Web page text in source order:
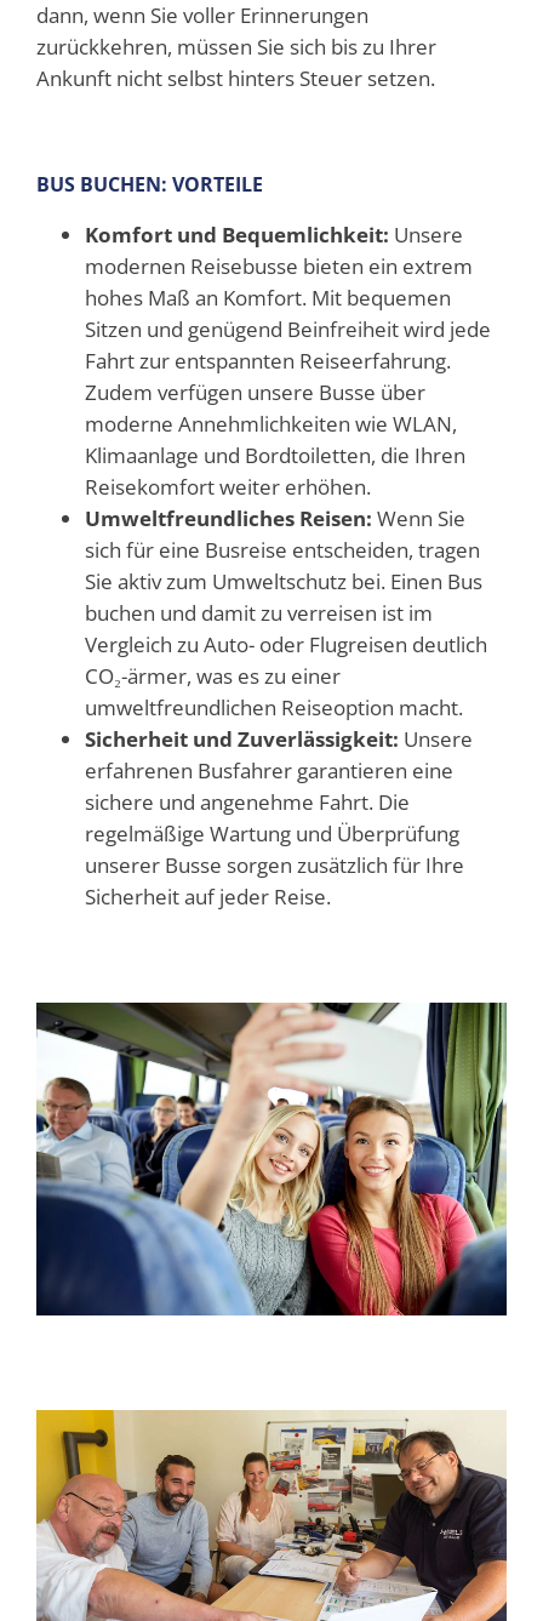
dann, wenn Sie voller Erinnerungen
zurückkehren, müssen Sie sich bis zu Ihrer
Ankunft nicht selbst hinters Steuer setzen.
BUS BUCHEN: VORTEILE
Komfort und Bequemlichkeit: Unsere
modernen Reisebusse bieten ein extrem
hohes Maß an Komfort. Mit bequemen
Sitzen und genügend Beinfreiheit wird jede
Fahrt zur entspannten Reiseerfahrung.
Zudem verfügen unsere Busse über
moderne Annehmlichkeiten wie WLAN,
Klimaanlage und Bordtoiletten, die Ihren
Reisekomfort weiter erhöhen.
Umweltfreundliches Reisen: Wenn Sie
sich für eine Busreise entscheiden, tragen
Sie aktiv zum Umweltschutz bei. Einen Bus
buchen und damit zu verreisen ist im
Vergleich zu Auto- oder Flugreisen deutlich
CO₂-ärmer, was es zu einer
umweltfreundlichen Reiseoption macht.
Sicherheit und Zuverlässigkeit: Unsere
erfahrenen Busfahrer garantieren eine
sichere und angenehme Fahrt. Die
regelmäßige Wartung und Überprüfung
unserer Busse sorgen zusätzlich für Ihre
Sicherheit auf jeder Reise.